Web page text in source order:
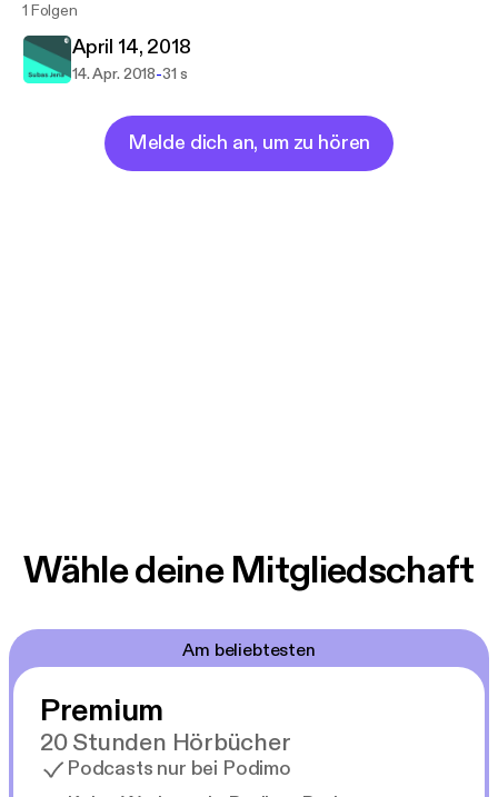
1 Folgen
April 14, 2018
14. Apr. 2018-31 s
Melde dich an, um zu hören
Wähle deine Mitgliedschaft
Am beliebtesten
Premium
20 Stunden Hörbücher
Podcasts nur bei Podimo